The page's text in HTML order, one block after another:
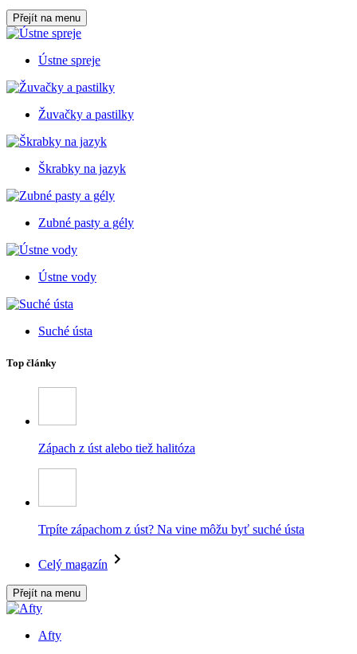
Přejít na menu
Ústne spreje
Žuvačky a pastilky
Škrabky na jazyk
Zubné pasty a gély
Ústne vody
Suché ústa
Top články
Zápach z úst alebo tiež halitóza
Trpíte zápachom z úst? Na vine môžu byť suché ústa
Celý magazín
Přejít na menu
Afty